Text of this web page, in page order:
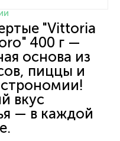
"Vittoria
400 г —
основа из
пиццы и
вкус
— в каждой